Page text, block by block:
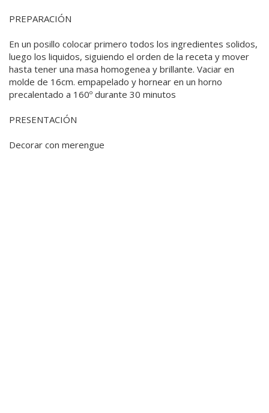
PREPARACIÓN
En un posillo colocar primero todos los ingredientes solidos,
luego los liquidos, siguiendo el orden de la receta y mover
hasta tener una masa homogenea y brillante. Vaciar en
molde de 16cm. empapelado y hornear en un horno
precalentado a 160º durante 30 minutos
PRESENTACIÓN
Decorar con merengue